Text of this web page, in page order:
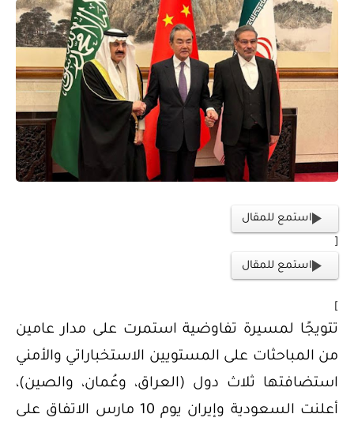
استمع للمقال
استمع للمقال
تتويجًا لمسيرة تفاوضية استمرت على مدار عامين
من المباحثات على المستويين الاستخباراتي والأمني
استضافتها ثلاث دول (العراق، وعُمان، والصين)،
أعلنت السعودية وإيران يوم 10 مارس الاتفاق على